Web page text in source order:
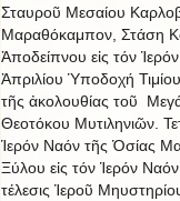
Σταυροῦ Μεσαίου
Μαραθόκαμπον, Στάση
Ἀποδείπνου εἰς τόν
Ἀπριλίου Ὑποδοχή
τῆς ἀκολουθίας τοῦ
Θεοτόκου Μυτιληνιῶν.
Ἱερόν Ναόν τῆς Ὁσίας
Ξύλου εἰς τόν Ἱερόν
τέλεσις Ἱεροῦ